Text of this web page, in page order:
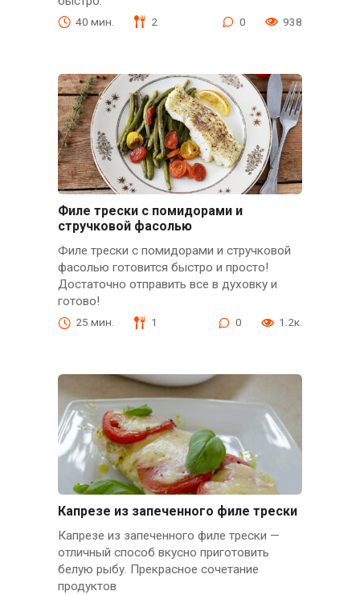
40 мин. 2 0 938
Филе трески с помидорами и
стручковой фасолью
Филе трески с помидорами и стручковой
фасолью готовится быстро и просто!
Достаточно отправить все в духовку и
готово!
25 мин. 1 0 1.2к.
Капрезе из запеченного филе трески
Капрезе из запеченного филе трески —
отличный способ вкусно приготовить
белую рыбу. Прекрасное сочетание
продуктов